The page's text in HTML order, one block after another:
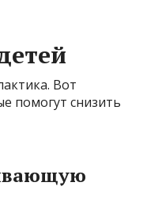
Вот
помогут снизить